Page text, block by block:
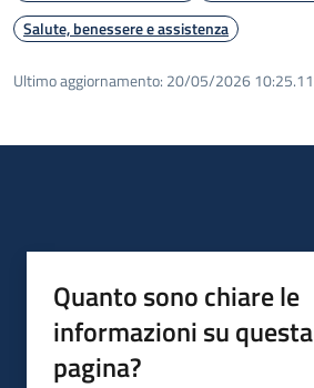
Salute, benessere e assistenza
Ultimo aggiornamento: 20/05/2026 10:25.11
Quanto sono chiare le
informazioni su questa
pagina?